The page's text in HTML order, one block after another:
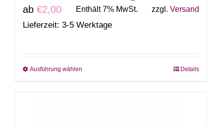
ab €2,00 Enthält 7% MwSt. zzgl. Versand
Lieferzeit: 3-5 Werktage
Ausführung wählen Details